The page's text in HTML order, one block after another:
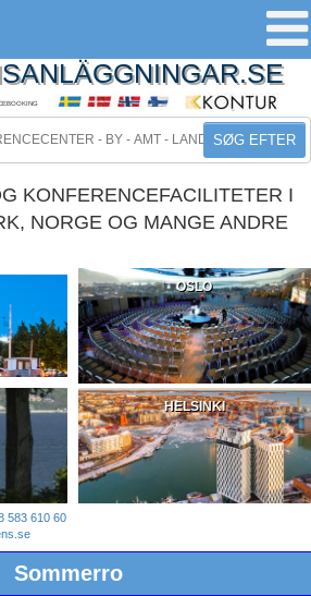
SØG EFTER
KONFERENCEFACILITETER I
NORGE OG MANGE ANDRE
OSLO
HELSINKI
583 610 60
Sommerro